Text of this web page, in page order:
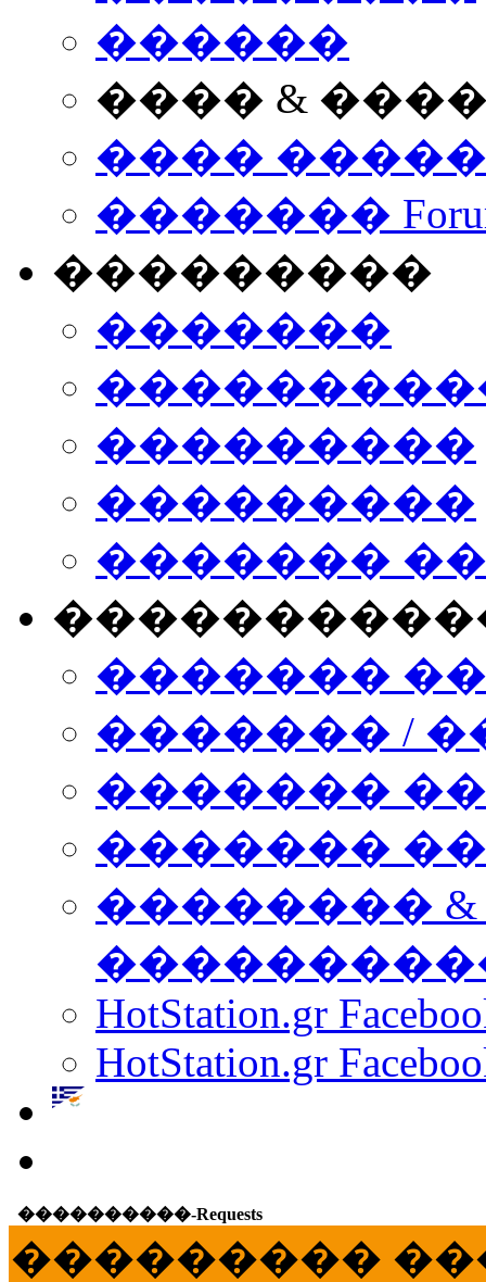
������
���� &
����
�������
���������
�������
���������
���������
�������
�������
������� /
�������
������� ���
��������
HotStation.gr
HotStation.gr
����������-Requests
���������